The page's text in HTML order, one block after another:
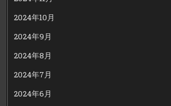
2024年10月
2024年9月
2024年8月
2024年7月
2024年6月